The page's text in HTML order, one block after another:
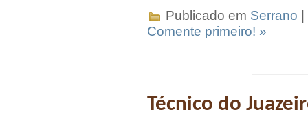
Publicado em Serrano
Comente primeiro! »
Técnico do